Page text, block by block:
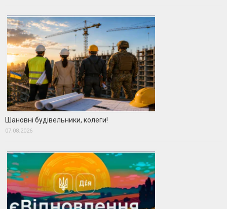
Шановні будівельники, колеги!
07.08.2026